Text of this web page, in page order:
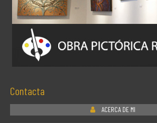
Contacta
ACERCA DE MI